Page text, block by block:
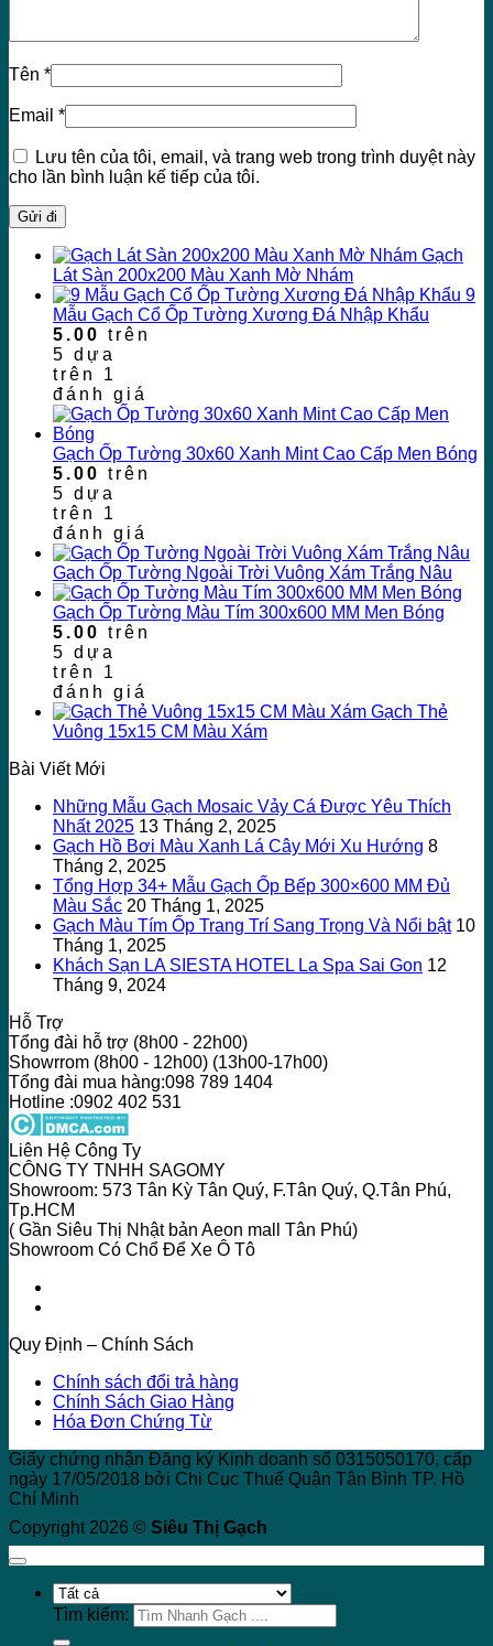
Tên *
Email *
Lưu tên của tôi, email, và trang web trong trình duyệt này
cho lần bình luận kế tiếp của tôi.
Gạch
Lát Sàn 200x200 Màu Xanh Mờ Nhám
9
Mẫu Gạch Cổ Ốp Tường Xương Đá Nhập Khẩu
5.00 trên
5 dựa
trên 1
đánh giá
Gạch Ốp Tường 30x60 Xanh Mint Cao Cấp Men Bóng
5.00 trên
5 dựa
trên 1
đánh giá
Gạch Ốp Tường Ngoài Trời Vuông Xám Trắng Nâu
Gạch Ốp Tường Màu Tím 300x600 MM Men Bóng
5.00 trên
5 dựa
trên 1
đánh giá
Gạch Thẻ
Vuông 15x15 CM Màu Xám
Bài Viết Mới
Những Mẫu Gạch Mosaic Vảy Cá Được Yêu Thích
Nhất 2025 13 Tháng 2, 2025
Gạch Hồ Bơi Màu Xanh Lá Cây Mới Xu Hướng 8
Tháng 2, 2025
Tổng Hợp 34+ Mẫu Gạch Ốp Bếp 300×600 MM Đủ
Màu Sắc 20 Tháng 1, 2025
Gạch Màu Tím Ốp Trang Trí Sang Trọng Và Nổi bật 10
Tháng 1, 2025
Khách Sạn LA SIESTA HOTEL La Spa Sai Gon 12
Tháng 9, 2024
Hỗ Trợ
Tổng đài hỗ trợ (8h00 - 22h00)
Showrrom (8h00 - 12h00) (13h00-17h00)
Tổng đài mua hàng:098 789 1404
Hotline :0902 402 531
Liên Hệ Công Ty
CÔNG TY TNHH SAGOMY
Showroom: 573 Tân Kỳ Tân Quý, F.Tân Quý, Q.Tân Phú,
Tp.HCM
( Gần Siêu Thị Nhật bản Aeon mall Tân Phú)
Showroom Có Chổ Để Xe Ô Tô
Quy Định – Chính Sách
Chính sách đổi trả hàng
Chính Sách Giao Hàng
Hóa Đơn Chứng Từ
Giấy chứng nhận Đăng ký Kinh doanh số 0315050170, cấp
ngày 17/05/2018 bởi Chi Cục Thuế Quận Tân Bình TP. Hồ
Chí Minh
Copyright 2026 © Siêu Thị Gạch
Tìm kiếm: